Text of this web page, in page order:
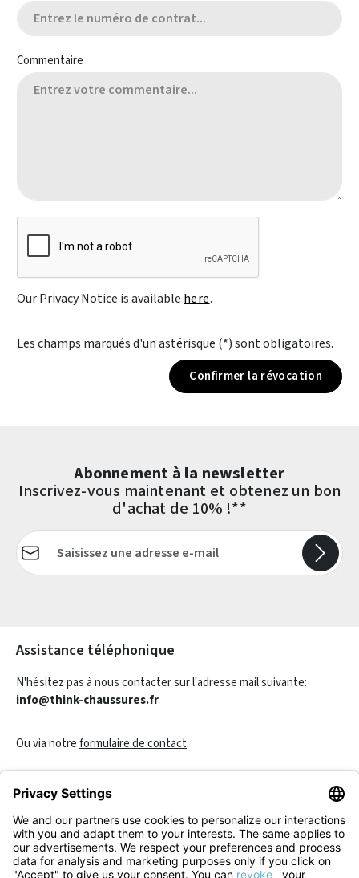
Commentaire
Our Privacy Notice is available here.
Les champs marqués d'un astérisque (*) sont obligatoires.
Confirmer la révocation
Abonnement à la newsletter
Inscrivez-vous maintenant et obtenez un bon
d'achat de 10% !**
Adresse e-mail*
Assistance téléphonique
N'hésitez pas à nous contacter sur l'adresse mail suivante:
info@think-chaussures.fr
Ou via notreformulaire de contact.
Révoquer un contrat
Informations